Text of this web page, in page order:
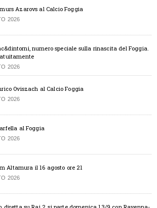
Azarovs al Calcio Foggia
2026
numero speciale sulla rinascita del Foggia.
2026
Oviszach al Calcio Foggia
2026
al Foggia
2026
Altamura il 16 agosto ore 21
2026